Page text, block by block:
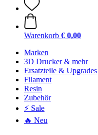
Warenkorb € 0,00
Marken
3D Drucker & mehr
Ersatzteile & Upgrades
Filament
Resin
Zubehör
⚡ Sale
🔥 Neu